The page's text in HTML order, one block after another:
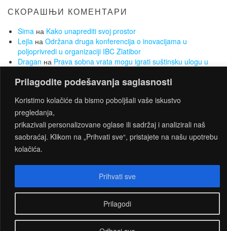
Prilagodite podešavanja saglasnosti
Koristimo kolačiće da bismo poboljšali vaše iskustvo
pregledanja,
prikazivali personalizovane oglase ili sadržaj i analizirali naš
saobraćaj. Klikom na „Prihvati sve“, pristajete na našu upotrebu
kolačića.
Prilagodi
Prihvati sve
СКОРАШЊИ КОМЕНТАРИ
Sima на Kako unaprediti svoj prostor
Lejla на Održana druga konferencija o inovacijama u
poljoprivredi u organizaciji IBC Zlatibor
Dragan на Prava sobna vrata mogu igrati suštinsku ulogu u
SimaнаKoje opcije se nude za pronalazak posla ukoliko
Simaна Želite da smršate, a da Vam to ne bude opterećenje?
Za to su najbolji sobni bicikli
PROUDLY POWERED BY
CONNECTBY THEMES4WP